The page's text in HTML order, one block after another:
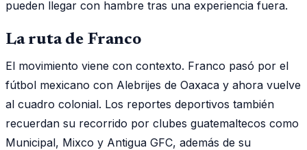
pueden llegar con hambre tras una experiencia fuera.
La ruta de Franco
El movimiento viene con contexto. Franco pasó por el
fútbol mexicano con Alebrijes de Oaxaca y ahora vuelve
al cuadro colonial. Los reportes deportivos también
recuerdan su recorrido por clubes guatemaltecos como
Municipal, Mixco y Antigua GFC, además de su